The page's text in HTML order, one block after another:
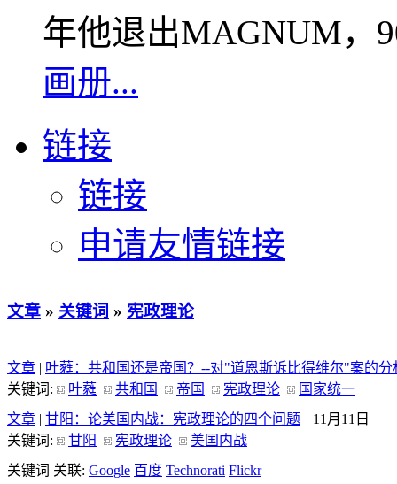
年他退出MAGNUM，
画册...
链接
链接
申请友情链接
文章 » 关键词 » 宪政理论
文章 | 叶蕤：共和国还是帝国？--对"道恩斯诉比得维尔"案的分
关键词:
叶蕤 共和国 帝国 宪政理论
国家统一
文章 | 甘阳：论美国内战：宪政理论的四个问题
11月11日
关键词:
甘阳 宪政理论
美国内战
关键词 关联: Google 百度 Technorati Flickr